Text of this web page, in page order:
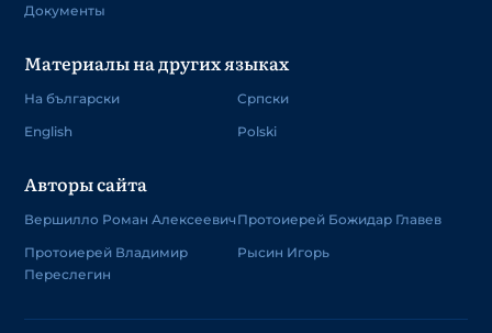
Документы
Материалы на других языках
На български
English
Српски
Polski
Авторы сайта
Вершилло Роман Алексеевич
Протоиерей Владимир
Переслегин
Протоиерей Божидар Главев
Рысин Игорь